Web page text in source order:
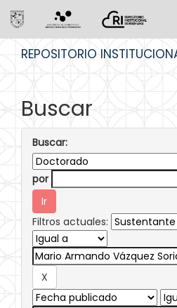
REPOSITORIO
Buscar
Buscar:
por
Filtros actuales: